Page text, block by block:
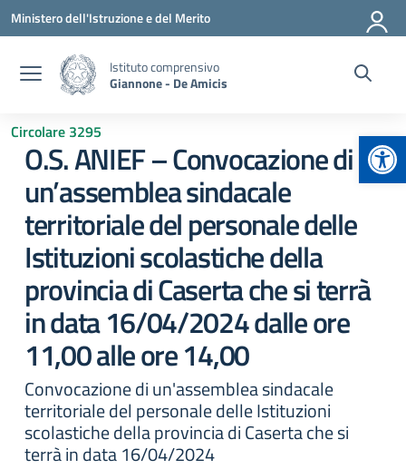
Vai ai contenuti
Vai al menu di navigazione
Vai al footer
Ministero dell'Istruzione e del Merito
Istituto comprensivo
Giannone - De Amicis
Circolare 3295
O.S. ANIEF – Convocazione di
un’assemblea sindacale
territoriale del personale delle
Istituzioni scolastiche della
provincia di Caserta che si terrà
in data 16/04/2024 dalle ore
11,00 alle ore 14,00
Convocazione di un'assemblea sindacale
territoriale del personale delle Istituzioni
scolastiche della provincia di Caserta che si
terrà in data 16/04/2024